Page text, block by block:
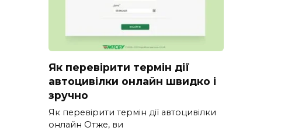
Як перевірити термін дії
автоцивілки онлайн швидко і
зручно
Як перевірити термін дії автоцивілки
онлайн Отже, ви